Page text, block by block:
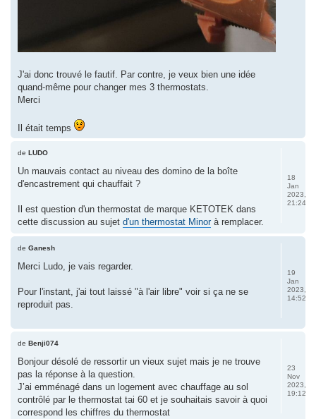
J'ai donc trouvé le fautif. Par contre, je veux bien une idée
quand-même pour changer mes 3 thermostats.
Merci
Il était temps
de LUDO
Un mauvais contact au niveau des domino de la boîte
d'encastrement qui chauffait ?
Il est question d'un thermostat de marque KETOTEK dans
cette discussion au sujet d'un thermostat Minor à remplacer.
18
Jan
2023,
21:24
de Ganesh
Merci Ludo, je vais regarder.
Pour l'instant, j'ai tout laissé "à l'air libre" voir si ça ne se
reproduit pas.
19
Jan
2023,
14:52
de Benji074
Bonjour désolé de ressortir un vieux sujet mais je ne trouve
pas la réponse à la question.
J’ai emménagé dans un logement avec chauffage au sol
contrôlé par le thermostat tai 60 et je souhaitais savoir à quoi
correspond les chiffres du thermostat
23
Nov
2023,
19:12